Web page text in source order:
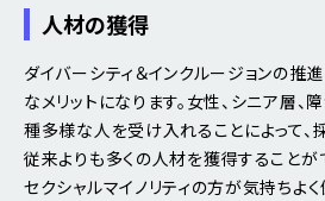
人材の獲得
ダイバーシティ＆インクルージョンの推
なメリットになります。女性、シニア層、
種多様な人を受け入れることによって
従来よりも多くの人材を獲得することが
セクシャルマイノリティの方が気持ちよ